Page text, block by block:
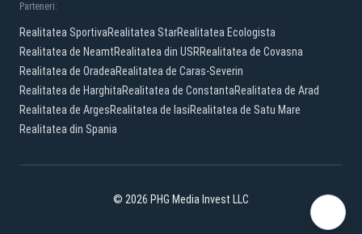
Parteneri:
Realitatea SportivaRealitatea StarRealitatea Ecologista
Realitatea de NeamtRealitatea din USRRealitatea de Covasna
Realitatea de OradeaRealitatea de Caras-Severin
Realitatea de HarghitaRealitatea de ConstantaRealitatea de Arad
Realitatea de ArgesRealitatea de IasiRealitatea de Satu Mare
Realitatea din Spania
© 2026 PHG Media Invest LLC